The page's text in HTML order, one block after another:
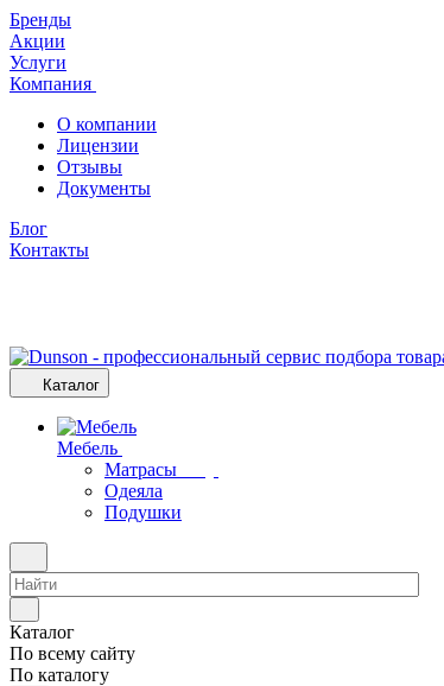
Бренды
Акции
Услуги
Компания
О компании
Лицензии
Отзывы
Документы
Блог
Контакты
Каталог
Мебель
Матрасы
Одеяла
Подушки
Каталог
По всему сайту
По каталогу